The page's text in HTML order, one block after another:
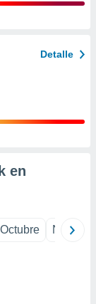
Detalle
en
Octubre